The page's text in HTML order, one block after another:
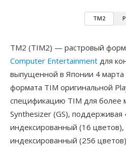
TM2
TM2 (TIM2) — растровый
Computer Entertainment для
выпущенной в Японии 4 марта
формата TIM оригинальной
спецификацию TIM для более
Synthesizer (GS),
индексированный (16
индексированный (256